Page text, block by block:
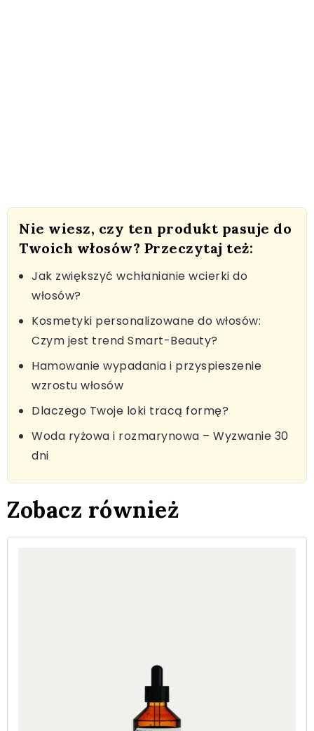
Nie wiesz, czy ten produkt pasuje do
Twoich włosów? Przeczytaj też:
Jak zwiększyć wchłanianie wcierki do
włosów?
Kosmetyki personalizowane do włosów:
Czym jest trend Smart-Beauty?
Hamowanie wypadania i przyspieszenie
wzrostu włosów
Dlaczego Twoje loki tracą formę?
Woda ryżowa i rozmarynowa – Wyzwanie 30
dni
Zobacz również